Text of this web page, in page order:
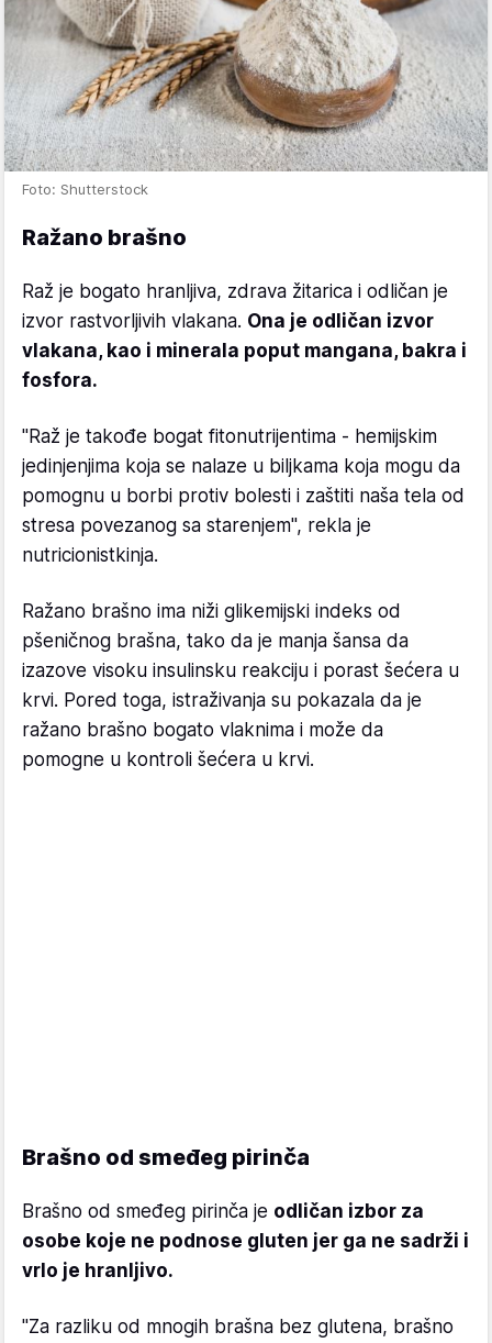
Foto: Shutterstock
Ražano brašno
Raž je bogato hranljiva, zdrava žitarica i odličan je
izvor rastvorljivih vlakana. Ona je odličan izvor
vlakana, kao i minerala poput mangana, bakra i
fosfora.
"Raž je takođe bogat fitonutrijentima - hemijskim
jedinjenjima koja se nalaze u biljkama koja mogu da
pomognu u borbi protiv bolesti i zaštiti naša tela od
stresa povezanog sa starenjem", rekla je
nutricionistkinja.
Ražano brašno ima niži glikemijski indeks od
pšeničnog brašna, tako da je manja šansa da
izazove visoku insulinsku reakciju i porast šećera u
krvi. Pored toga, istraživanja su pokazala da je
ražano brašno bogato vlaknima i može da
pomogne u kontroli šećera u krvi.
Brašno od smeđeg pirinča
Brašno od smeđeg pirinča je odličan izbor za
osobe koje ne podnose gluten jer ga ne sadrži i
vrlo je hranljivo.
"Za razliku od mnogih brašna bez glutena, brašno